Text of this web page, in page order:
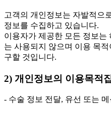
고객의 개인정보는 자발적으
정보를 수집하고 있습니다.
이용자가 제공한 모든 정보는
는 사용되지 않으며 이용 목
구할 것입니다.
2) 개인정보의 이용목적
- 수술 정보 전달, 유선 또는